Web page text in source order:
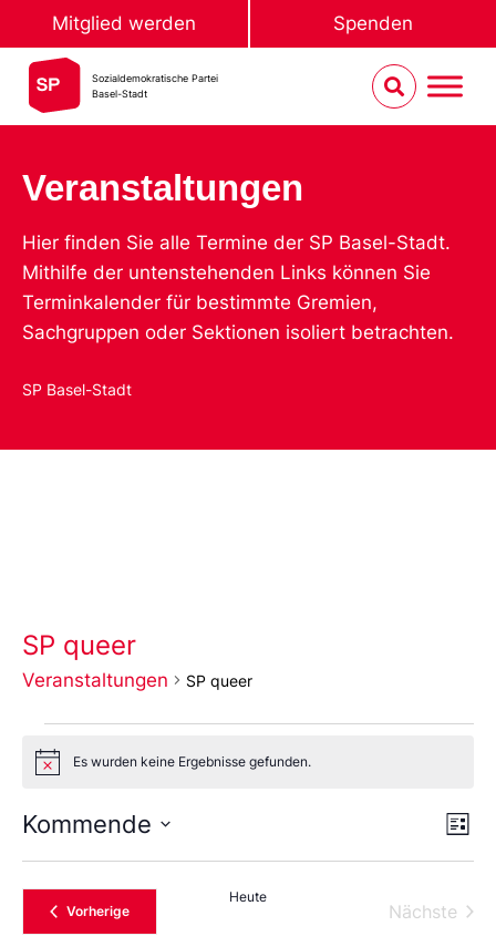
Mitglied werden Spenden
Sozialdemokratische Partei
Basel-Stadt
Veranstaltungen
Hier finden Sie alle Termine der SP Basel-Stadt.
Mithilfe der untenstehenden Links können Sie
Terminkalender für bestimmte Gremien,
Sachgruppen oder Sektionen isoliert betrachten.
SP Basel-Stadt
SP queer
Veranstaltungen SP queer
NoticeEs wurden keine Ergebnisse gefunden.
Liste
Kommende
Sie
das
Datum
aus.
VorherigeVeranstaltungen
Heute
Nächste